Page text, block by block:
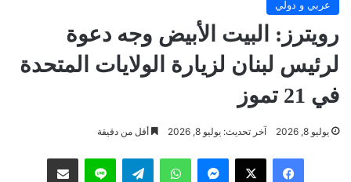
عربي و دولي
رويترز: البيت الأبيض وجه دعوة
لرئيس لبنان لزيارة الولايات المتحدة
في 21 تموز
يوليو 8, 2026 آخر تحديث: يوليو 8, 2026 أقل من دقيقة
فيسبوك ‫X ماسنجر واتساب تيلقرام لاين مشاركة عبر البريد